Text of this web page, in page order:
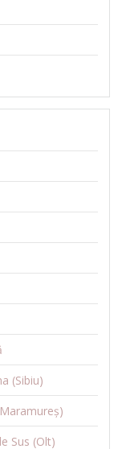
(Sibiu)
Sus (Olt)